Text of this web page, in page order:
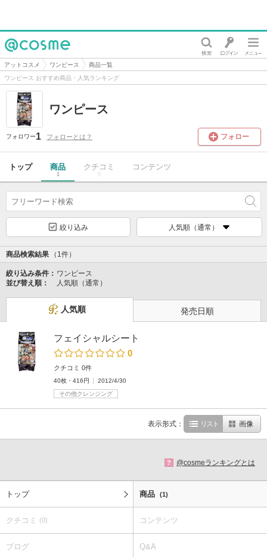
@cosme
アットコスメ ワンピース
商品一覧
ワンピース おすすめ商品・人気ランキング
ワンピース
フォロワー1 フォローとは？ フォロー
トップ 商品
1
クチコミ
0
コンテンツ
絞り込み 人気順（通常）
商品検索結果 （1件）
絞り込み条件： ワンピース
並び替え順：
人気順（通常）
人気順 発売日順
フェイシャルシート
0
クチコミ 0件
40枚・416円
2012/4/30
その他クレンジング
表示形式： リスト 画像
? @cosmeランキングとは
トップ 商品 (1)
クチコミ (0) コンテンツ
ブログ Q&A